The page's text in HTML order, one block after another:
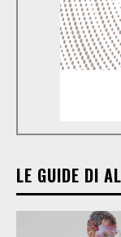
LE GUIDE DI